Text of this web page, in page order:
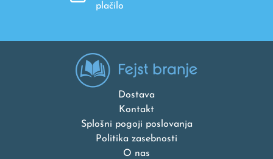
plačilo
Dostava
Kontakt
Splošni pogoji poslovanja
Politika zasebnosti
O nas